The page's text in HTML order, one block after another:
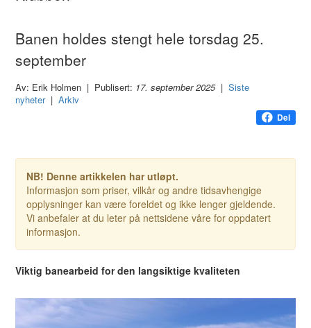
Banen holdes stengt hele torsdag 25.
september
Av: Erik Holmen | Publisert: 17. september 2025|Siste
nyheter|Arkiv
Del
NB! Denne artikkelen har utløpt.
Informasjon som priser, vilkår og andre tidsavhengige
opplysninger kan være foreldet og ikke lenger gjeldende.
Vi anbefaler at du leter på nettsidene våre for oppdatert
informasjon.
Viktig banearbeid for den langsiktige kvaliteten